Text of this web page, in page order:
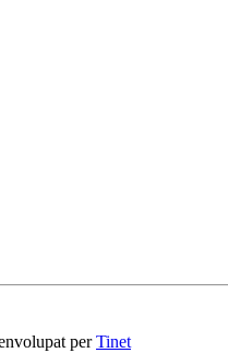
perTinet